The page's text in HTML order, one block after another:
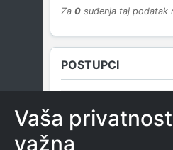
Za 0 suđenja taj podatak
POSTUPCI
NEMA
Vaša
važna